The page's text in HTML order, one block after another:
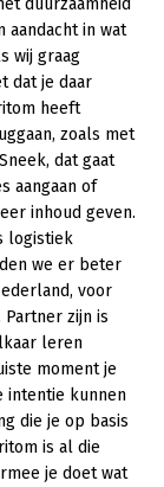
aandacht in wat
wij graag
dat je daar
heeft
zoals met
dat gaat
aangaan of
inhoud geven.
logistiek
we er beter
voor
zijn is
leren
moment je
intentie kunnen
die je op basis
is al die
je doet wat